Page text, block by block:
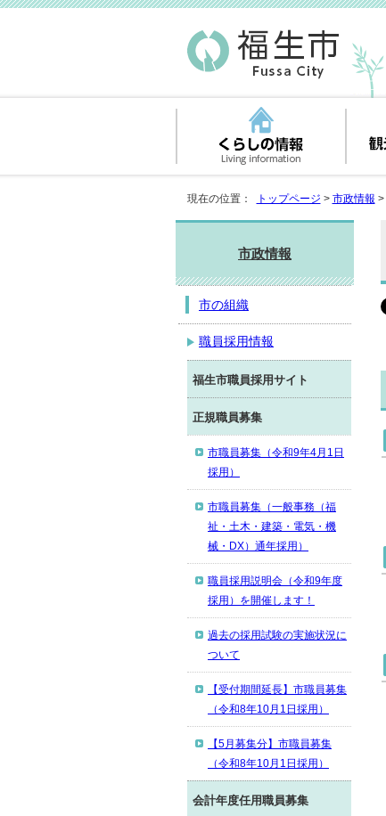
現在の位置： トップページ > 市政情報 >
市政情報
市の組織
職員採用情報
福生市職員採用サイト
正規職員募集
市職員募集（令和9年4月1日
採用）
市職員募集（一般事務（福
祉・土木・建築・電気・機
械・DX）通年採用）
職員採用説明会（令和9年度
採用）を開催します！
過去の採用試験の実施状況に
ついて
【受付期間延長】市職員募集
（令和8年10月1日採用）
【5月募集分】市職員募集
（令和8年10月1日採用）
会計年度任用職員募集